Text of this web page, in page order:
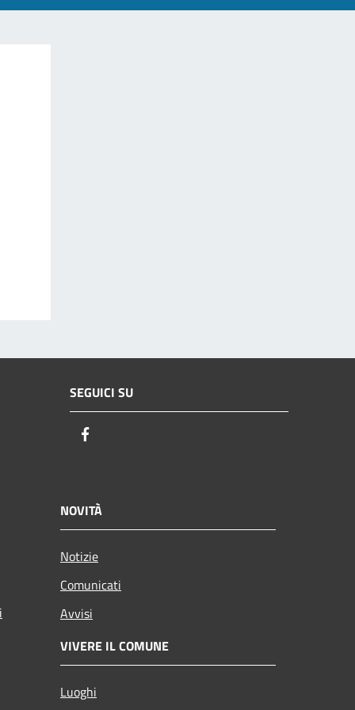
SEGUICI SU
NOVITÀ
Notizie
Comunicati
Avvisi
VIVERE IL COMUNE
Luoghi